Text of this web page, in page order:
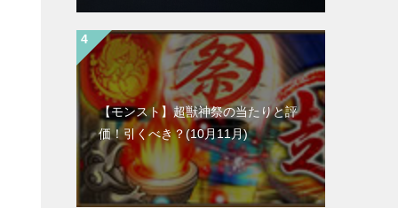
【モンスト】超獣神祭の当たりと評
価！引くべき？(10月11月)